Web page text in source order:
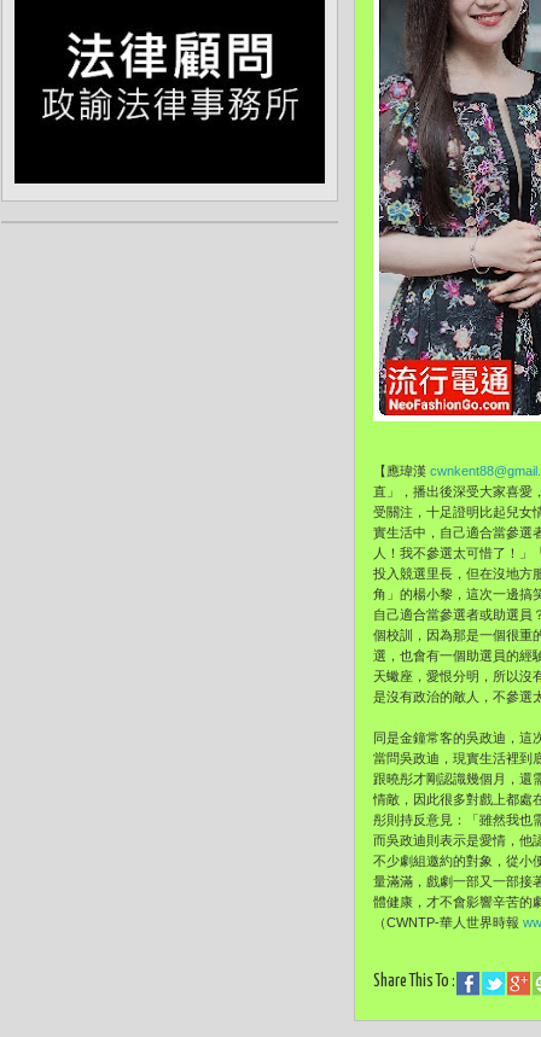
【應瑋漢
直」，播出後深受大家喜愛
受關注，十足證明比起兒女
實生活中，自己適合當參選
人！我不參選太可惜了！
投入競選里長，但在沒地方
角」的楊小黎，這次一邊搞
自己適合當參選者或助選員
個校訓，因為那是一個很重
選，也會有一個助選員的經
天蠍座，愛恨分明，所以沒
是沒有政治的敵人，不參選
同是金鐘常客的吳政迪，這
當問吳政迪，現實生活裡到
跟曉彤才剛認識幾個月，還
情敵，因此很多對戲上都處
彤則持反意見：「雖然我也
而吳政迪則表示是愛情，他
不少劇組邀約的對象，從小
量滿滿，戲劇一部又一部接
體健康，才不會影響辛苦的
（CWNTP-華人世界時報
Share This To :